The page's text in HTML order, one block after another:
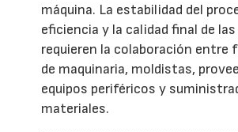
máquina. La estabilidad del
eficiencia y la calidad final de
requieren la colaboración entre
de maquinaria, moldistas,
equipos periféricos y
materiales.